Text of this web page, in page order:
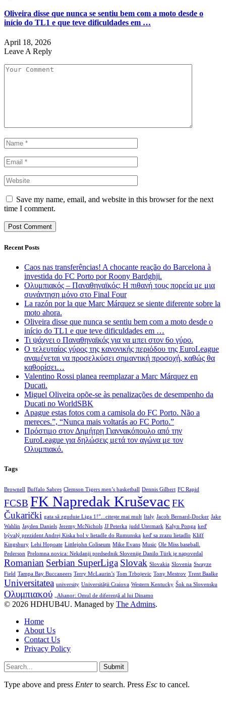
Oliveira disse que nunca se sentiu bem com a moto desde o
início do TL1 e que teve dificuldades em …
April 18, 2026
Leave A Reply
Save my name, email, and website in this browser for the next
time I comment.
Recent Posts
Caos nas transferências! A chocante reação do Barcelona à
investida do FC Porto por Roony Bardghji.
Ολυμπιακός – Παναθηναϊκός: Η πιθανή τους πορεία με μια
συνάντηση μόνο στο Final Four
La razón por la que Marc Márquez se siente diferente sobre la
moto ahora.
Oliveira disse que nunca se sentiu bem com a moto desde o
início do TL1 e que teve dificuldades em …
Τι ψάχνει ο Παναθηναϊκός για να μπει στον 6ο γύρο.
Ο τελευταίος γύρος της κανονικής περιόδου της EuroLeague
αναμένεται να προσελκύσει σημαντική προσοχή, καθώς θα
καθορίσει…
Valentino Rossi planea reemplazar a Marc Márquez en
Ducati.
Miguel Oliveira opõe-se às penalizações de desempenho da
Ducati no WorldSBK
Apague estas fotos com a camisola do FC Porto. Não a
mereces.”, “Nunca mais voltarás ao FC Porto.”
Πρόστιμο στον Δημήτρη Γιαννακόπουλο από την
EuroLeague για δηλώσεις μετά τον αγώνα με τον
Ολυμπιακό.
Tags
Brownell Buffalo Sabres Clemson Tigers men’s basketball Dennis Gilbert FC Rapid
FCSB FK Napredak Kruševac FK
Čukarički gata să zguduie Liga 1!”...citește mai mult Italy Jacob Bernard-Docker Jake
Wahlin Jayden Daniels Jeremy McNichols JJ Peterka judd Utermark Kalyn Ponga keď
bývalý prezident Andrej Kiska bol v lietadle do Rumunska keď sa zrazu lietadlo Kliff
Kingsbury Lehi Hopoate Littlejohn Coliseum Mike Evans Music Ole Miss baseball.
Pederson Prelomna novica: Nekdanji predsednik Slovenije Danilo Türk je napovedal
Romanian Serbian SuperLiga Slovak Slovakia Slovenia Swayze
Field Tampa Bay Buccaneers Terry McLaurin’s Tom Trbojevic Tony Mestrov Trent Baalke
Universitatea university Universității Craiova Western Kentucky Šok na Slovensku
Ολυμπιακού „Ahanor: Omul de diferență al lui Dinamo
© 2026 HDHUB4U. Managed by The Admins.
Home
About Us
Contact Us
Privacy Policy
Submit
Type above and press Enterto search. Press Esc to cancel.